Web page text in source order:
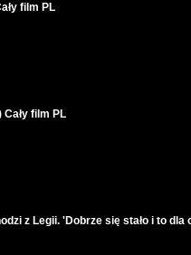
film PL
Cały film PL
z Legii. 'Dobrze się stało i to dla